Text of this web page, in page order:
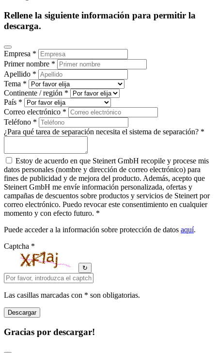
Rellene la siguiente información para permitir la
descarga.
Empresa *
Primer nombre *
Apellido *
Tema *
Continente / región *
País *
Correo electrónico *
Teléfono *
¿Para qué tarea de separación necesita el sistema de separación? *
Estoy de acuerdo en que Steinert GmbH recopile y procese mis
datos personales (nombre y dirección de correo electrónico) para
fines de publicidad y de mejora del producto. Además, acepto que
Steinert GmbH me envíe información personalizada, ofertas y
campañas de descuentos sobre productos y servicios de Steinert por
correo electrónico. Puedo revocar este consentimiento en cualquier
momento y con efecto futuro. *
Puede acceder a la información sobre protección de datos aquí.
Captcha *
↻
Las casillas marcadas con * son obligatorias.
Gracias por descargar!